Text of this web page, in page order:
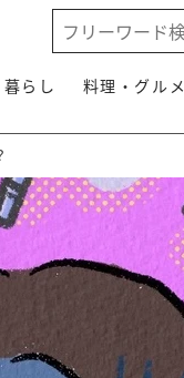
らし 料理・グルメ